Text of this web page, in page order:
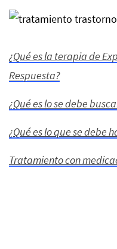
¿Qué es la terapia de
Respuesta?
¿Qué es lo se debe
¿Qué es lo que se debe
Tratamiento con